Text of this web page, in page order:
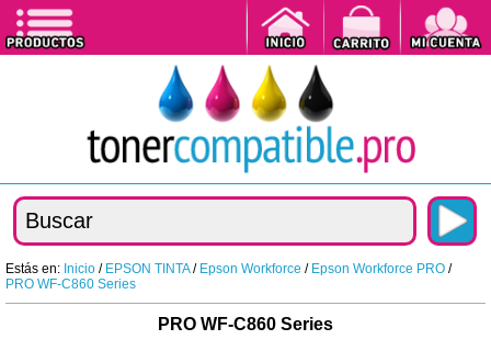
Estás en: Inicio / EPSON TINTA/ Epson Workforce / Epson Workforce PRO /
PRO WF-C860 Series
PRO WF-C860 Series